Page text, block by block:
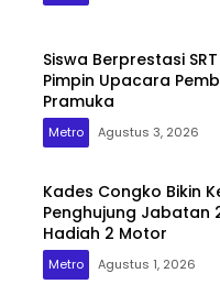
Siswa Berprestasi
Pimpin Upacara
Pramuka
Metro Agustus 3, 2026
Kades Congko Bikin
Penghujung Jabatan
Hadiah 2 Motor
Metro Agustus 1, 2026